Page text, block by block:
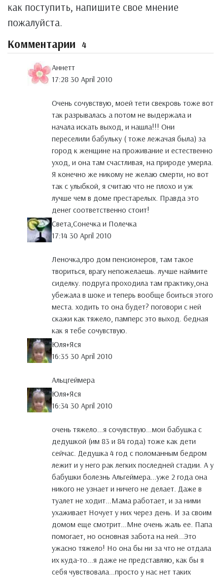
как поступить, напишите свое мнение
пожалуйста.
Комментарии 4
Аннетт
17:28 30 April 2010
Очень сочувствую, моей тети свекровь тоже вот
так разрывалась а потом не выдержала и
начала искать выход, и нашла!!! Они
переселили бабульку ( тоже лежачая была) за
город к женщине на проживание и естественно
уход, и она там счастливая, на природе умерла.
Я конечно же никому не желаю смерти, но вот
так с улыбкой, я считаю что не плохо и уж
лучше чем в доме престарелых. Правда это
денег соответственно стоит!
Света,Сонечка и Полечка
17:14 30 April 2010
Леночка,про дом пенсионеров, там такое
твориться, врагу непожелаешь. лучше наймите
сиделку. подруга проходила там практику,она
убежала в шоке и теперь вообще боиться этого
места. ходить то она будет? поговори с ней
скажи как тяжело, памперс это выход. бедная
как я тебе сочувствую.
Юля+Яся
16:35 30 April 2010
Альцгеймера
Юля+Яся
16:34 30 April 2010
очень тяжело...я сочувствую...мои бабушка с
дедушкой (им 83 и 84 года) тоже как дети
сейчас. Дедушка 4 год с поломанным бедром
лежит и у него рак легких последней стадии. А у
бабушки болезнь Альгеймера...уже 2 года она
никого не узнает и ничего не делает. Даже в
туалет не ходит...Мама работает, и за ними
ухаживает Ночует у них через день. И за своим
домом еще смотрит...Мне очень жаль ее. Папа
помогает, но основная забота на ней...Это
ужасно тяжело! Но она бы ни за что не отдала
их куда-то...я даже не представляю, как бы я
себя чувствовала...просто у нас нет таких